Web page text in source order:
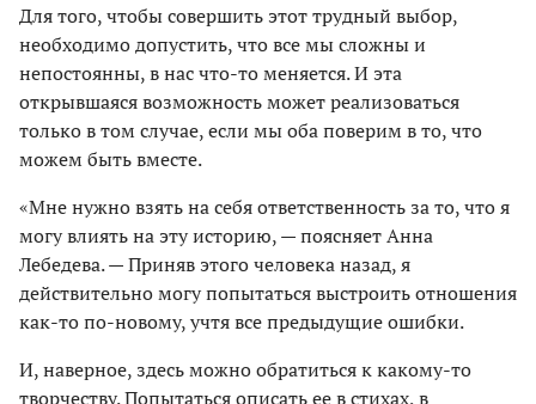
Для того, чтобы совершить этот трудный выбор,
необходимо допустить, что все мы сложны и
непостоянны, в нас что-то меняется. И эта
открывшаяся возможность может реализоваться
только в том случае, если мы оба поверим в то, что
можем быть вместе.
«Мне нужно взять на себя ответственность за то, что я
могу влиять на эту историю, — поясняет Анна
Лебедева. — Приняв этого человека назад, я
действительно могу попытаться выстроить отношения
как-то по-новому, учтя все предыдущие ошибки.
И, наверное, здесь можно обратиться к какому-то
творчеству. Попытаться описать ее в стихах, в